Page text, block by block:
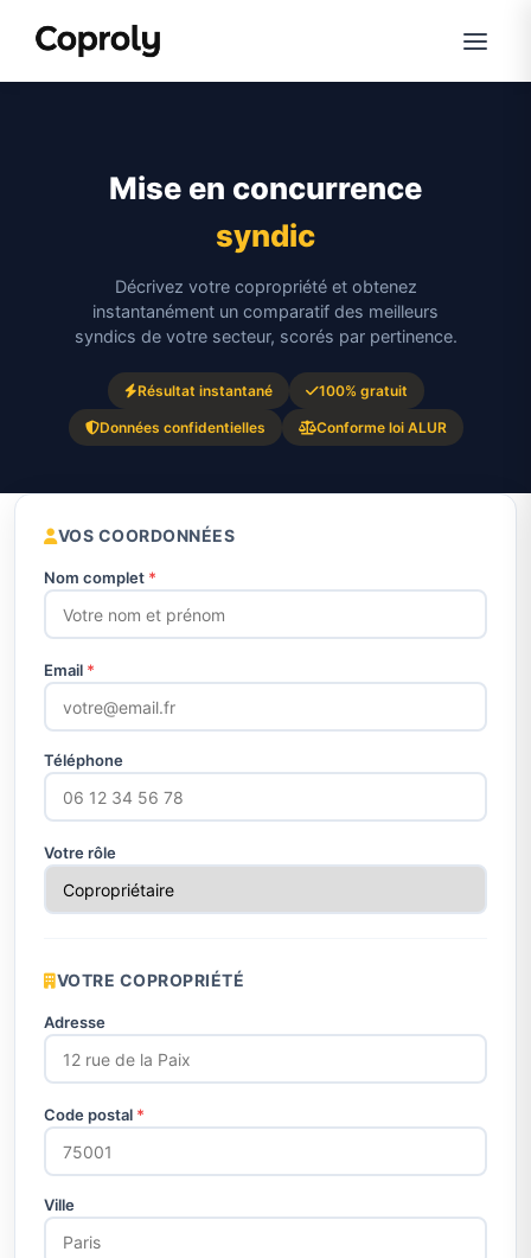
Mise en concurrence
syndic
Décrivez votre copropriété et obtenez
instantanément un comparatif des meilleurs
syndics de votre secteur, scorés par pertinence.
Résultat instantané 100% gratuit
Données confidentielles Conforme loi ALUR
VOS COORDONNÉES
Nom complet *
Email *
Téléphone
Votre rôle
VOTRE COPROPRIÉTÉ
Adresse
Code postal *
Ville